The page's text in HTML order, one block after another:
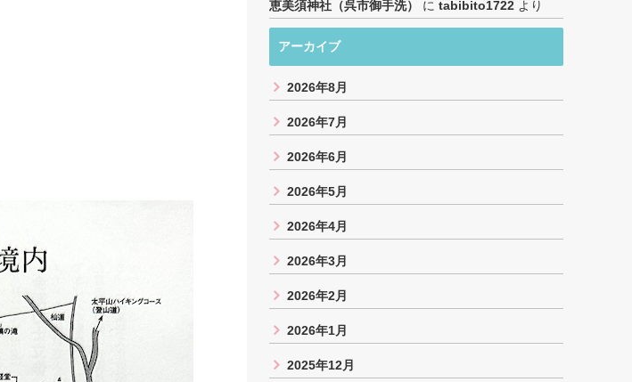
恵美須神社（呉市御手洗） に tabibito1722 より
アーカイブ
2026年8月
2026年7月
2026年6月
2026年5月
2026年4月
2026年3月
2026年2月
2026年1月
2025年12月